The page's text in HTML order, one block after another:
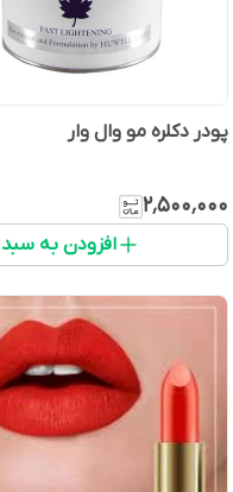
پودر دکلره مو وال وار
۲٬۵۰۰٬۰۰۰
افزودن به سبد